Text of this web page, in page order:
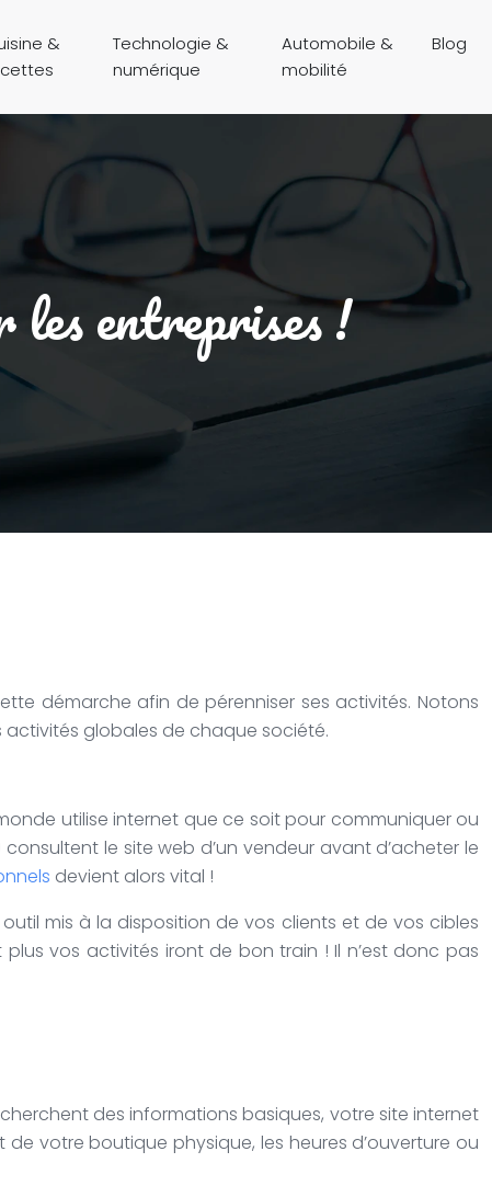
&
Technologie &
numérique
Automobile &
mobilité
Blog
les entreprises !
démarche afin de pérenniser ses activités. Notons
activités globales de chaque société.
utilise internet que ce soit pour communiquer ou
le site web d’un vendeur avant d’acheter le
devient alors vital !
mis à la disposition de vos clients et de vos cibles
vos activités iront de bon train ! Il n’est donc pas
des informations basiques, votre site internet
votre boutique physique, les heures d’ouverture ou